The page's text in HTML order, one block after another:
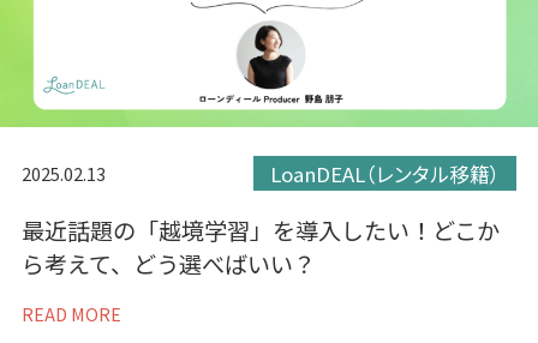
2025.02.13 LoanDEAL（レンタル移籍）
最近話題の「越境学習」を導入したい！どこか
ら考えて、どう選べばいい？
READ MORE